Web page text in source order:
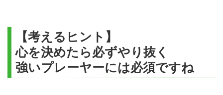
【考えるヒント】
心を決めたら必ずやり抜く
強いプレーヤーには必須ですね